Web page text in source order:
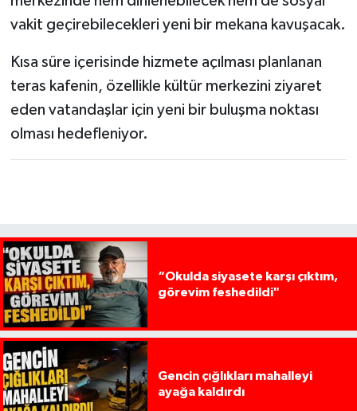
vakit geçirebilecekleri yeni bir mekana kavuşacak.
Kısa süre içerisinde hizmete açılması planlanan
teras kafenin, özellikle kültür merkezini ziyaret
eden vatandaşlar için yeni bir buluşma noktası
olması hedefleniyor.
“Okulda siyasete karşı çıktım,
görevim feshedildi"
Gencin çığlıkları mahalleyi
ayağa kaldırdı